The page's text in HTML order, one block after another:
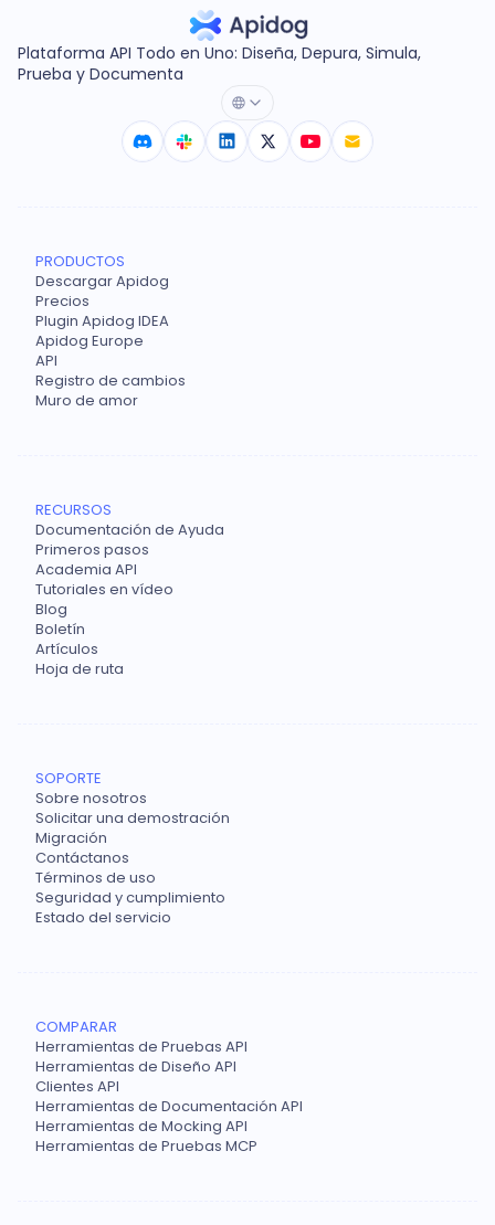
Plataforma API Todo en Uno: Diseña, Depura, Simula,
Prueba y Documenta
PRODUCTOS
Descargar Apidog
Precios
Plugin Apidog IDEA
Apidog Europe
API
Registro de cambios
Muro de amor
RECURSOS
Documentación de Ayuda
Primeros pasos
Academia API
Tutoriales en vídeo
Blog
Boletín
Artículos
Hoja de ruta
SOPORTE
Sobre nosotros
Solicitar una demostración
Migración
Contáctanos
Términos de uso
Seguridad y cumplimiento
Estado del servicio
COMPARAR
Herramientas de Pruebas API
Herramientas de Diseño API
Clientes API
Herramientas de Documentación API
Herramientas de Mocking API
Herramientas de Pruebas MCP